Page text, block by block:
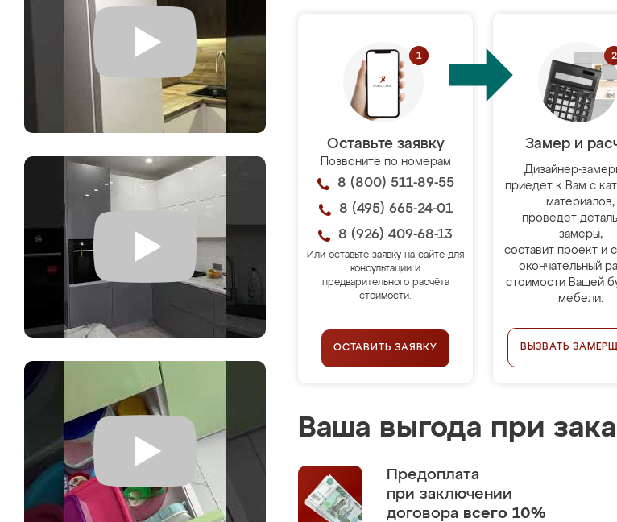
Оставьте заявку
Позвоните по номерам
8 (800) 511-89-55
8 (495) 665-24-01
8 (926) 409-68-13
Или оставьте заявку на сайте для
консультации и
предварительного расчёта
стоимости.
ОСТАВИТЬ ЗАЯВКУ
Замер и
Дизайнер-
приедет к Вам с
материалов,
проведёт
замеры,
составит проект и
окончательный
стоимости Вашей
мебели.
ВЫЗВАТЬ
Ваша выгода при
Предоплата
при заключении
договора всего 10%